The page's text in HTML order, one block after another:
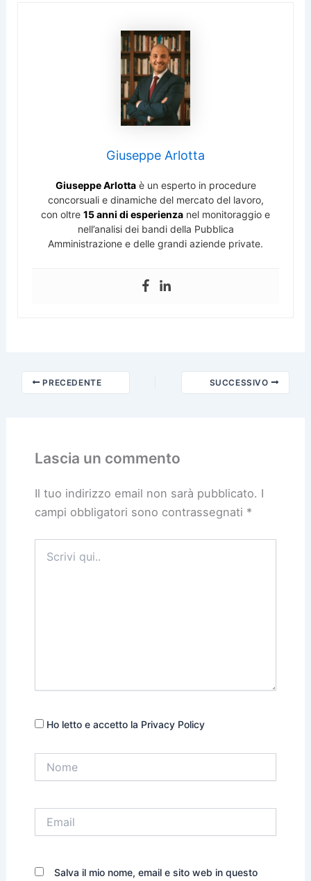
Giuseppe Arlotta
Giuseppe Arlottaè un esperto in procedure
concorsuali e dinamiche del mercato del lavoro,
con oltre 15 anni di esperienza nel monitoraggio e
nell’analisi dei bandi della Pubblica
Amministrazione e delle grandi aziende private.
PRECEDENTE SUCCESSIVO
Lascia un commento
Il tuo indirizzo email non sarà pubblicato. I
campi obbligatori sono contrassegnati *
qui..
Ho letto e accetto la Privacy Policy
Salva il mio nome, email e sito web in questo